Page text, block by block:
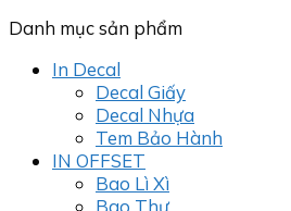
Danh mục sản phẩm
In Decal
Decal Giấy
Decal Nhựa
Tem Bảo Hành
IN OFFSET
Bao Lì Xì
Bao Thư